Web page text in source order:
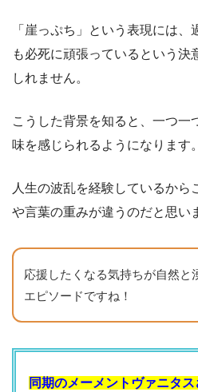
「崖っぷち」という表現には
も必死に頑張っているという決
しれません。
こうした背景を知ると、一つ一
味を感じられるようになります。
人生の波乱を経験しているから
や言葉の重みが違うのだと思い
応援したくなる気持ちが自然と
エピソードですね！
同期のメーメントヴァニタ